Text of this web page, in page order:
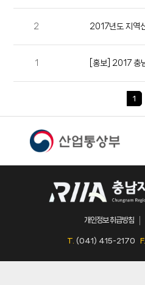
2
1 [홍보] 2017 충
1
개인정보 취급방침
T. (041) 415-2170 F.